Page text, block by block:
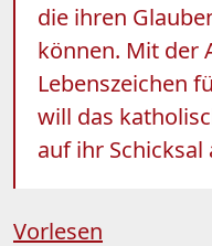
die ihren
können. Mit der
Lebenszeichen
will das
auf ihr
Vorlesen